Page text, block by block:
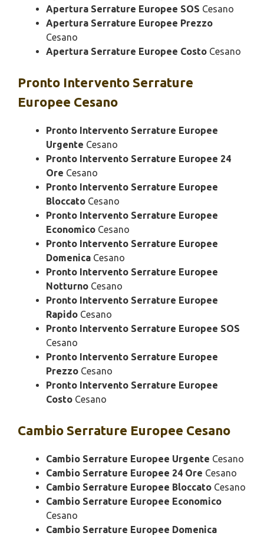
Apertura Serrature Europee SOS Cesano
Apertura Serrature Europee Prezzo
Cesano
Apertura Serrature Europee Costo Cesano
Pronto Intervento Serrature
Europee Cesano
Pronto Intervento Serrature Europee
Urgente Cesano
Pronto Intervento Serrature Europee 24
Ore Cesano
Pronto Intervento Serrature Europee
Bloccato Cesano
Pronto Intervento Serrature Europee
Economico Cesano
Pronto Intervento Serrature Europee
Domenica Cesano
Pronto Intervento Serrature Europee
Notturno Cesano
Pronto Intervento Serrature Europee
Rapido Cesano
Pronto Intervento Serrature Europee SOS
Cesano
Pronto Intervento Serrature Europee
Prezzo Cesano
Pronto Intervento Serrature Europee
Costo Cesano
Cambio Serrature Europee Cesano
Cambio Serrature Europee Urgente Cesano
Cambio Serrature Europee 24 Ore Cesano
Cambio Serrature Europee Bloccato Cesano
Cambio Serrature Europee Economico
Cesano
Cambio Serrature Europee Domenica